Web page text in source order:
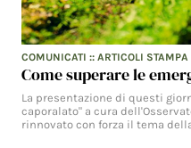
COMUNICATI ::ARTICOLI STAMPA
Come superare le
La presentazione di questi
caporalato" a cura
rinnovato con forza il tema